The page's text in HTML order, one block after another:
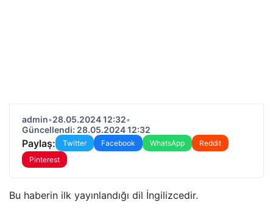
admin•28.05.2024 12:32•
Güncellendi: 28.05.2024 12:32
Paylaş: Twitter Facebook WhatsApp
Reddit
Pinterest
Bu haberin ilk yayınlandığı dil İngilizcedir.